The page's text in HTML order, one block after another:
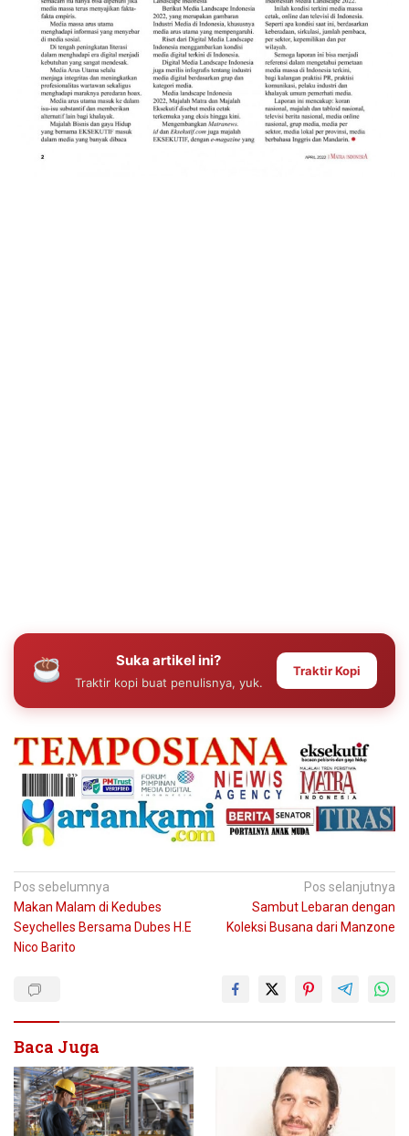
Suka artikel ini?
Traktir kopi buat penulisnya, yuk.
Traktir Kopi
Navigasi
pos
Pos sebelumnya
Makan Malam di Kedubes
Seychelles Bersama Dubes H.E
Nico Barito
Pos selanjutnya
Sambut Lebaran dengan
Koleksi Busana dari Manzone
Baca Juga